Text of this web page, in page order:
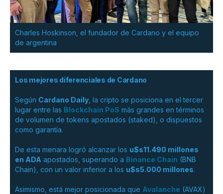
Charles Hoskinson, el fundador de Cardano y el equipo
de argentina
Los mejores diferenciales de Cardano
Según Cardano Daily , la cripto se posiciona en el tercer
lugar entre las Blockchain PoS más grandes en términos
de volumen de tokens apostados (staked), o dispuestos
como garantía.
De esta menara logró alcanzar los u$s11.490 millones
en ADA apostados, superando a Binance Chain (BNB
Chain), con un valor inferior a los u$s5.000 millones.
Asimismo, está mejor posicionada que Avalanche (AVAX)